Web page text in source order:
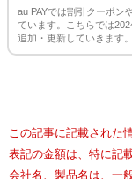
au PAYでは割引クーポン
ています。こちらでは
追加・更新していきます。
この記事に記載された
表記の金額は、特に記
会社名、製品名は、一